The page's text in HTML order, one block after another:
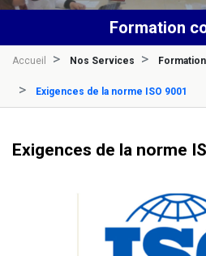
Formation
Accueil Nos Services
Exigences de la norme ISO 9001
Exigences de la norme